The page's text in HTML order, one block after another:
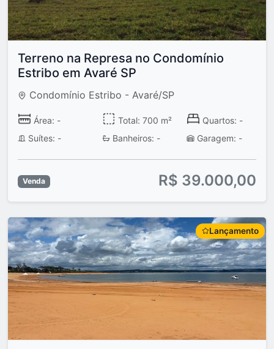
Terreno na Represa no Condomínio
Estribo em Avaré SP
Condomínio Estribo - Avaré/SP
Área: - Total: 700 m²
Quartos: -
Suítes: -
Banheiros: - Garagem: -
Venda R$ 39.000,00
Lançamento